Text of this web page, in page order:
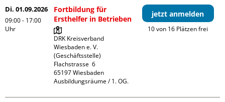
Di. 01.09.2026
09:00 - 17:00
Uhr
Fortbildung für
Ersthelfer in Betrieben
DRK Kreisverband
Wiesbaden e. V.
(Geschäftsstelle)
Flachstrasse  6
65197 Wiesbaden
Ausbildungsräume / 1. OG.
jetzt anmelden
10 von 16 Plätzen frei